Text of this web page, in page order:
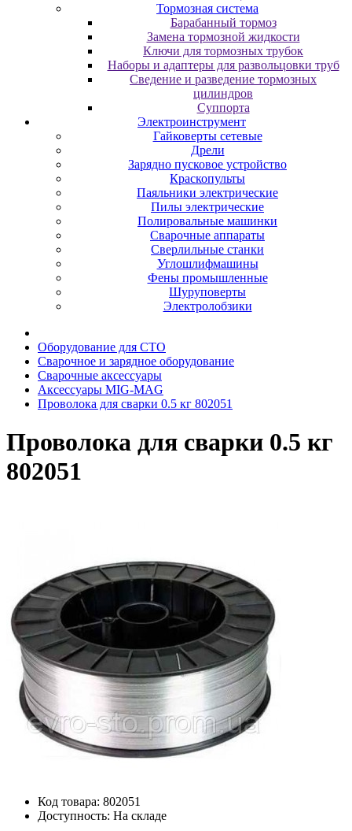
Тормозная система
Барабанный тормоз
Замена тормозной жидкости
Ключи для тормозных трубок
Наборы и адаптеры для развольцовки труб
Сведение и разведение тормозных
цилиндров
Суппорта
Электроинструмент
Гайковерты сетевые
Дрели
Зарядно пусковое устройство
Краскопульты
Паяльники электрические
Пилы электрические
Полировальные машинки
Сварочные аппараты
Сверлильные станки
Углошлифмашины
Фены промышленные
Шуруповерты
Электролобзики
Oбopудoвaниe для CTO
Cвapoчнoe и зарядное оборудование
Сварочные аксессуары
Аксессуары MIG-MAG
Проволока для сварки 0.5 кг 802051
Проволока для сварки 0.5 кг
802051
Код товара: 802051
Доступность: На складе